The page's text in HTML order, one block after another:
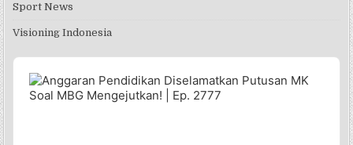
Sport News
Visioning Indonesia
Audio
Player